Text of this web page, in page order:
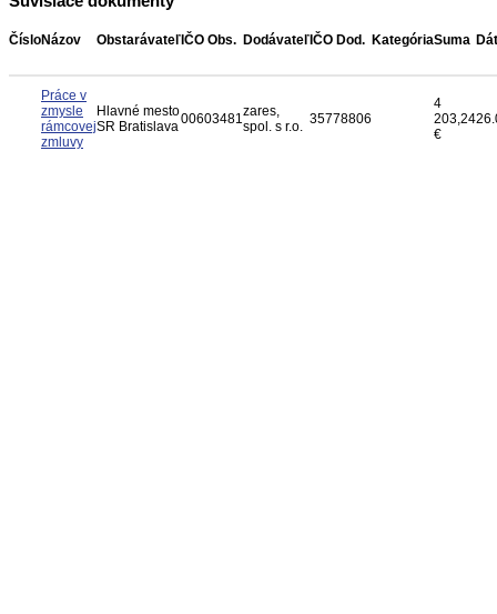
ČísloNázov Obstarávateľ IČO Obs. Dodávateľ IČO Dod. KategóriaSuma
Práce v
zmysle
rámcovej
zmluvy
Hlavné mesto
SR Bratislava00603481zares,
spol. s r.o. 35778806
4
203,24
€